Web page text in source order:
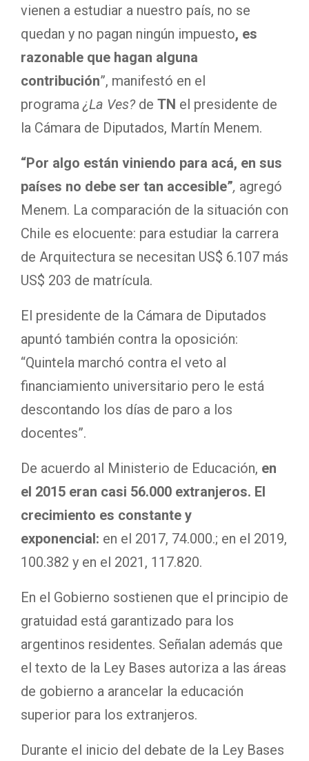
vienen a estudiar a nuestro país, no se
quedan y no pagan ningún impuesto, es
razonable que hagan alguna
contribución”, manifestó en el
programa¿La Ves?de TN el presidente de
la Cámara de Diputados, Martín Menem.
“Por algo están viniendo para acá, en sus
países no debe ser tan accesible”, agregó
Menem. La comparación de la situación con
Chile es elocuente: para estudiar la carrera
de Arquitectura se necesitan US$ 6.107 más
US$ 203 de matrícula.
El presidente de la Cámara de Diputados
apuntó también contra la oposición:
“Quintela marchó contra el veto al
financiamiento universitario pero le está
descontando los días de paro a los
docentes”.
De acuerdo al Ministerio de Educación, en
el 2015 eran casi 56.000 extranjeros. El
crecimiento es constante y
exponencial: en el 2017, 74.000.; en el 2019,
100.382 y en el 2021, 117.820.
En el Gobierno sostienen que el principio de
gratuidad está garantizado para los
argentinos residentes. Señalan además que
el texto de la Ley Bases autoriza a las áreas
de gobierno a arancelar la educación
superior para los extranjeros.
Durante el inicio del debate de la Ley Bases